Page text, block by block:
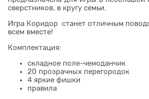
сверстников, в кругу семьи.
Игра Коридор станет отличным
всем вместе!
Комплектация:
складное поле-чемоданчик
20 прозрачных перегородок
4 яркие фишки
правила